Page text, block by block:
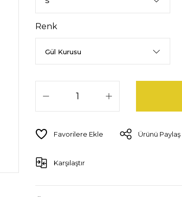
Renk
Ürünü Paylaş
Karşılaştır